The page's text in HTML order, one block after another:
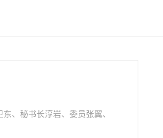
、秘书长淳岩、委员张翼、